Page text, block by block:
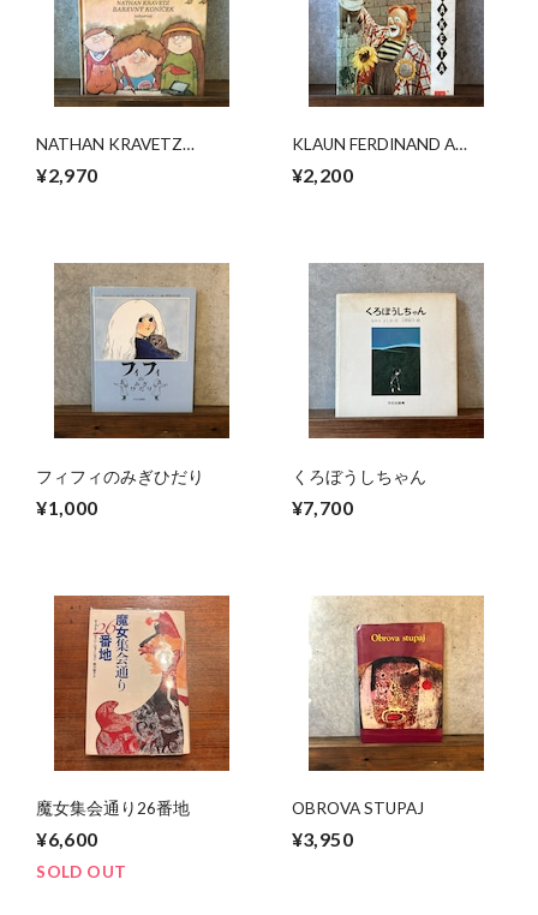
NATHAN KRAVETZ
BAREVNY KONICEK
¥2,970
KLAUN FERDINAND A
RAKETA
¥2,200
フィフィのみぎひだり
¥1,000
くろぼうしちゃん
¥7,700
魔女集会通り26番地
¥6,600
SOLD OUT
OBROVA STUPAJ
¥3,950